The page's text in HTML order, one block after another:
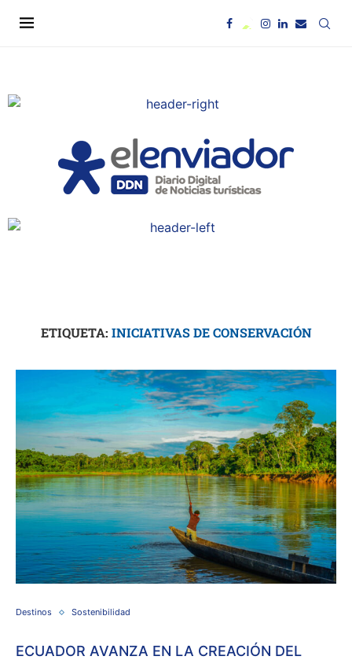
ETIQUETA: INICIATIVAS DE CONSERVACIÓN
Destinos Sostenibilidad
ECUADOR AVANZA EN LA CREACIÓN DEL